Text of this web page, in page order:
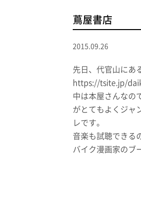
蔦屋書店
2015.09.26
先日、代官山にあ
https://tsite.jp/
中は本屋さんなの
がとてもよくジャ
レです。
音楽も試聴できる
バイク漫画家のブ